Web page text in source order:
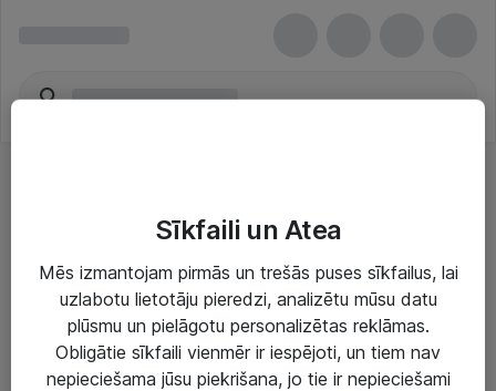
Risinājumi & Pakalpojumi
IT serviss un atbalsts
Sīkfaili un Atea
Mēs izmantojam pirmās un trešās puses sīkfailus, lai
uzlabotu lietotāju pieredzi, analizētu mūsu datu
plūsmu un pielāgotu personalizētas reklāmas.
Obligātie sīkfaili vienmēr ir iespējoti, un tiem nav
nepieciešama jūsu piekrišana, jo tie ir nepieciešami